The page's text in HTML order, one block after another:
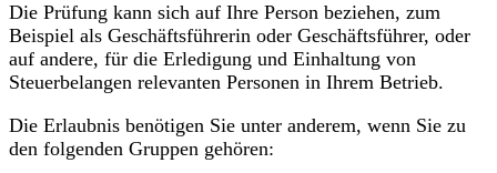
Die Prüfung kann sich auf Ihre Person beziehen, zum
Beispiel als Geschäftsführerin oder Geschäftsführer, oder
auf andere, für die Erledigung und Einhaltung von
Steuerbelangen relevanten Personen in Ihrem Betrieb.
Die Erlaubnis benötigen Sie unter anderem, wenn Sie zu
den folgenden Gruppen gehören: